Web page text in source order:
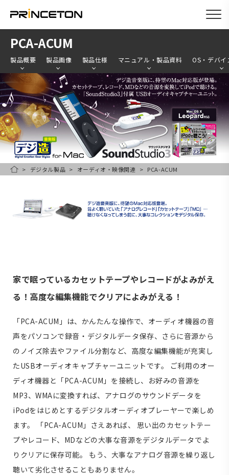
コ
ン
テ
ン
ツ
PCA-ACUM
製品概要 製品画像 製品仕様 マニュアル・製品資料 OS・デバイ
HOMEデジタル製品 オーディオ・映像関連 PCA-ACUM
家で眠っているカセットテープやレコードがよみがえ
る！高度な編集機能でクリアによみがえる！
「PCA-ACUM」は、かんたんな操作で、オーディオ機器の音
声をパソコンで録音・デジタルデータ保存、さらに音源から
のノイズ除去やファイル分割など、高度な編集機能が充実し
たUSBオーディオキャプチャーユニットです。 ご利用のオー
ディオ機器と「PCA-ACUM」を接続し、お好みの音源を
MP3、WMAに変換すれば、アナログのサウンドデータを
iPodをはじめとするデジタルオーディオプレーヤーで楽しめ
ます。 「PCA-ACUM」さえあれば、 思い出のカセットテー
プやレコード、MDなどの大事な音源をデジタルデータでよ
りクリアに保存可能。 もう、大事なアナログ音源を繰り返し
聴いて劣化させることもありません。